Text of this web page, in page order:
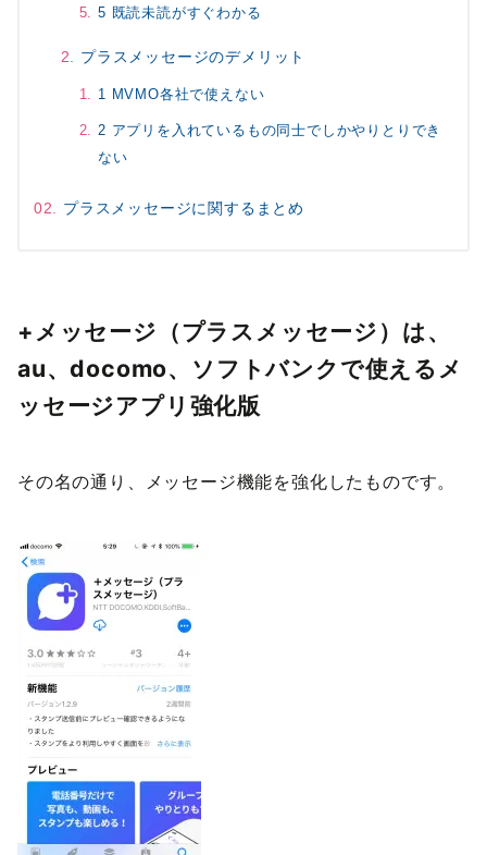
5 既読未読がすぐわかる
プラスメッセージのデメリット
1 MVMO各社で使えない
2 アプリを入れているもの同士でしかやりとりでき
ない
プラスメッセージに関するまとめ
+メッセージ（プラスメッセージ）は、
au、docomo、ソフトバンクで使えるメ
ッセージアプリ強化版
その名の通り、メッセージ機能を強化したものです。